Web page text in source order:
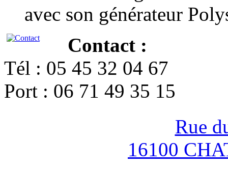
avec son générateur
Contact :
Tél : 05 45 32 04 67
Port : 06 71 49 35 15
Rue
16100